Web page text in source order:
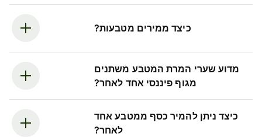
כיצד ממירים מטבעות?
מדוע שערי המרת המטבע משתנים
מגוף פיננסי אחד לאחר?
כיצד ניתן להמיר כסף ממטבע אחד
לאחר?